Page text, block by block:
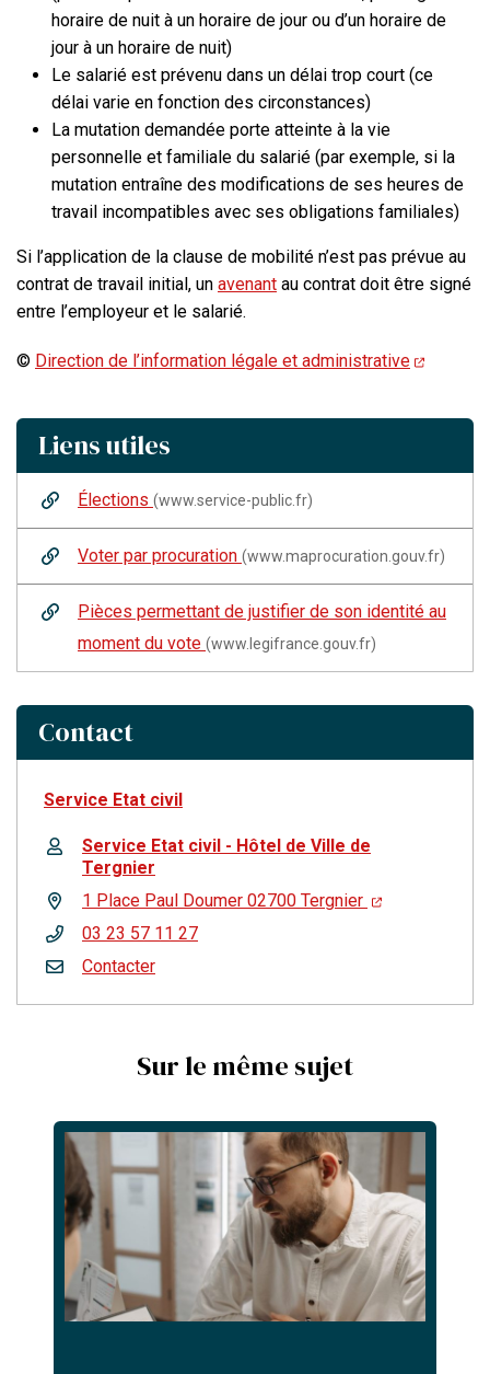
horaire de nuit à un horaire de jour ou d’un horaire de
jour à un horaire de nuit)
Le salarié est prévenu dans un délai trop court (ce
délai varie en fonction des circonstances)
La mutation demandée porte atteinte à la vie
personnelle et familiale du salarié (par exemple, si la
mutation entraîne des modifications de ses heures de
travail incompatibles avec ses obligations familiales)
Si l’application de la clause de mobilité n’est pas prévue au
contrat de travail initial, un avenant au contrat doit être signé
entre l’employeur et le salarié.
© Direction de l’information légale et administrative
Liens utiles
Élections (www.service-public.fr)
Voter par procuration (www.maprocuration.gouv.fr)
Pièces permettant de justifier de son identité au
moment du vote (www.legifrance.gouv.fr)
Contact
Service Etat civil
Service Etat civil - Hôtel de Ville de
Tergnier
1 Place Paul Doumer 02700 Tergnier
03 23 57 11 27
Contacter
Sur le même sujet